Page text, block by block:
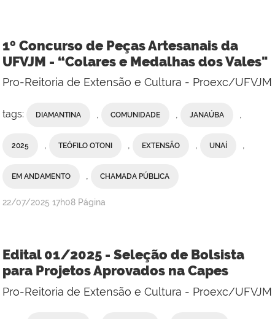
1º Concurso de Peças Artesanais da
UFVJM - “Colares e Medalhas dos Vales"
Pro-Reitoria de Extensão e Cultura - Proexc/UFVJM
tags: DIAMANTINA , COMUNIDADE , JANAÚBA ,
2025 , TEÓFILO OTONI , EXTENSÃO , UNAÍ ,
EM ANDAMENTO , CHAMADA PÚBLICA
publicado
22/07/2025 17h08 Página
Edital 01/2025 - Seleção de Bolsista
para Projetos Aprovados na Capes
Pro-Reitoria de Extensão e Cultura - Proexc/UFVJM